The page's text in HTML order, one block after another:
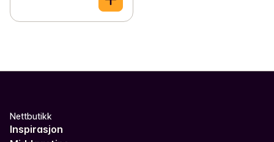
Nettbutikk
Inspirasjon